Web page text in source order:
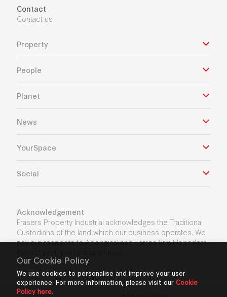
Our Cookie Policy
We use cookies to personalise and improve your user
experience. For more information, please visit our Cookie
Policy here.
Contact
Contact us
Property
People
Planet
News
YourSpace
Social
Acknowledgement
Frasers Property Industrial acknowledges the Traditional
Custodians of the land which our business operates. We
pay our respects to Aboriginal and Torres Strait Islanders